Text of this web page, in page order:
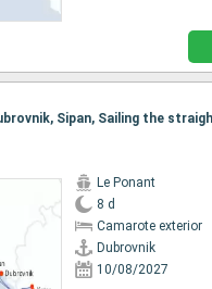
Le Ponant
8 d
Camarote exterior
Dubrovnik
10/08/2027